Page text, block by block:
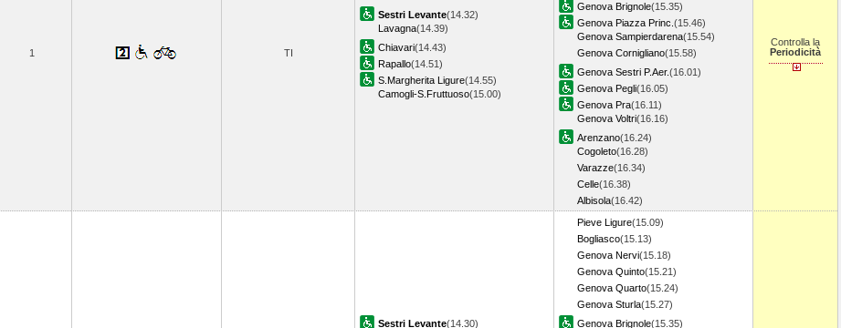
1 TI
Sestri Levante(14.32)
Lavagna(14.39)
Chiavari(14.43)
Rapallo(14.51)
S.Margherita Ligure(14.55)
Camogli-S.Fruttuoso(15.00)
Genova Brignole(15.35)
Genova Piazza Princ. (15.46)
Genova Sampierdarena(15.54)
Genova Cornigliano(15.58)
Genova Sestri P.Aer.(16.01)
Genova Pegli(16.05)
Genova Pra(16.11)
Genova Voltri(16.16)
Arenzano(16.24)
Cogoleto(16.28)
Varazze(16.34)
Celle(16.38)
Albisola(16.42)
Controlla la
Periodicità
Sestri Levante(14.30)
Pieve Ligure(15.09)
Bogliasco(15.13)
Genova Nervi(15.18)
Genova Quinto(15.21)
Genova Quarto(15.24)
Genova Sturla(15.27)
Genova Brignole(15.35)